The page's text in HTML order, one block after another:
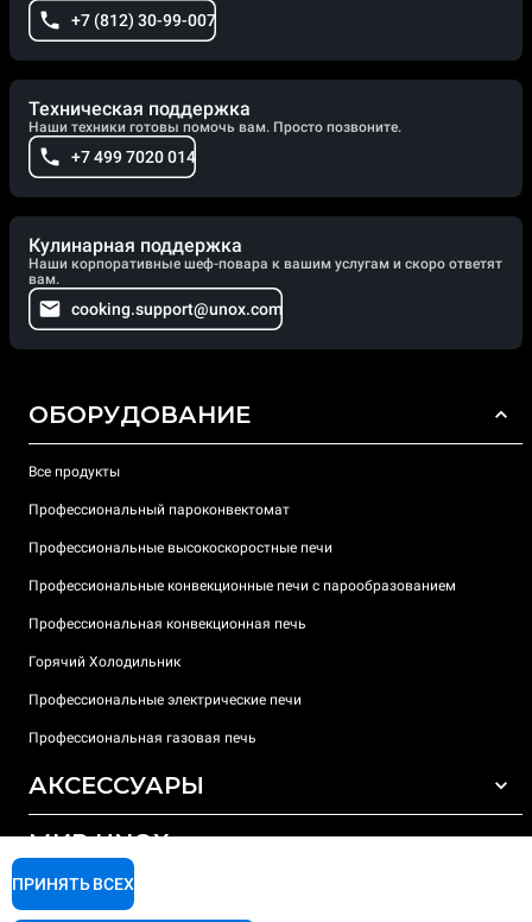
+7 (812) 30-99-007
Техническая поддержка
Наши техники готовы помочь вам. Просто позвоните.
+7 499 7020 014
Кулинарная поддержка
Наши корпоративные шеф-повара к вашим услугам и скоро ответят
вам.
cooking.support@unox.com
ОБОРУДОВАНИЕ
Все продукты
Профессиональный пароконвектомат
Профессиональные высокоскоростные печи
Профессиональные конвекционные печи с парообразованием
Профессиональная конвекционная печь
Горячий Холодильник
Профессиональные электрические печи
Профессиональная газовая печь
АКСЕССУАРЫ
Моющие средства для автоматической мойки
Моющие средства для мойки вручную
МИР UNOX
Наши офисы по всему миру
ПОДДЕРЖКА
ПРИНЯТЬ ВСЕХ